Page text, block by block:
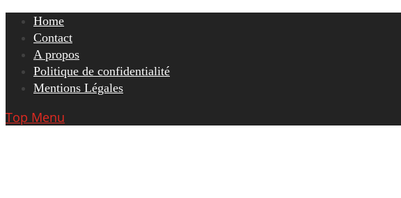
Skip
content
Home
Contact
A propos
Politique de confidentialité
Mentions Légales
Top Menu